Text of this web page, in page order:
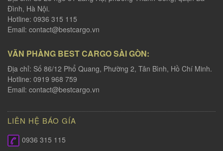
Đình, Hà Nội.
Hotline: 0936 315 115
Email: contact@bestcargo.vn
VĂN PHÀNG BEST CARGO SÀI GÒN:
Địa chỉ: Số 86/12 Phổ Quang, Phường 2, Tân Bình, Hồ Chí Minh.
Hotline: 0919 968 759
Email: contact@bestcargo.vn
LIÊN HỆ BÁO GÍA
0936 315 115